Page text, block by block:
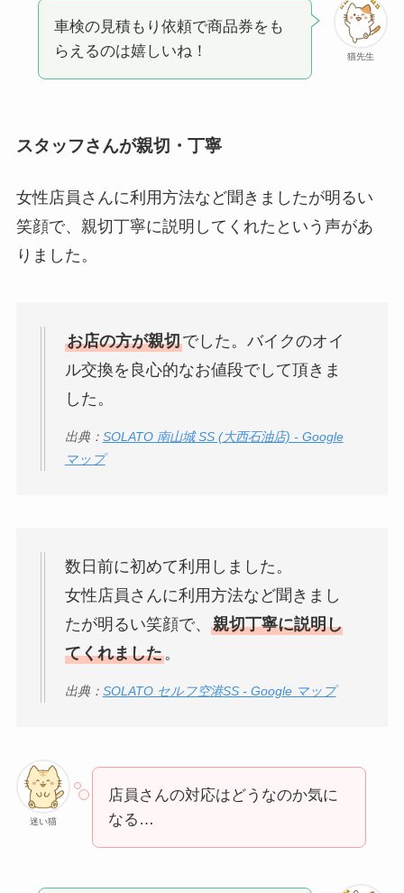
猫先生
車検の見積もり依頼で商品券をも
らえるのは嬉しいね！
スタッフさんが親切・丁寧
女性店員さんに利用方法など聞きましたが明るい
笑顔で、親切丁寧に説明してくれたという声があ
りました。
お店の方が親切でした。バイクのオイ
ル交換を良心的なお値段でして頂きま
した。
出典： SOLATO 南山城 SS (大西石油店) - Google
マップ
数日前に初めて利用しました。
女性店員さんに利用方法など聞きまし
たが明るい笑顔で、 親切丁寧に説明し
てくれました。
出典： SOLATO セルフ空港SS - Google マップ
迷い猫
店員さんの対応はどうなのか気に
なる…